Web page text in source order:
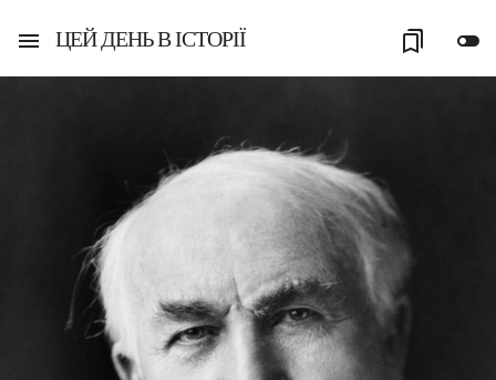
menu ЦЕЙ ДЕНЬ В ІСТОРІЇ toggle_off
bookmarks